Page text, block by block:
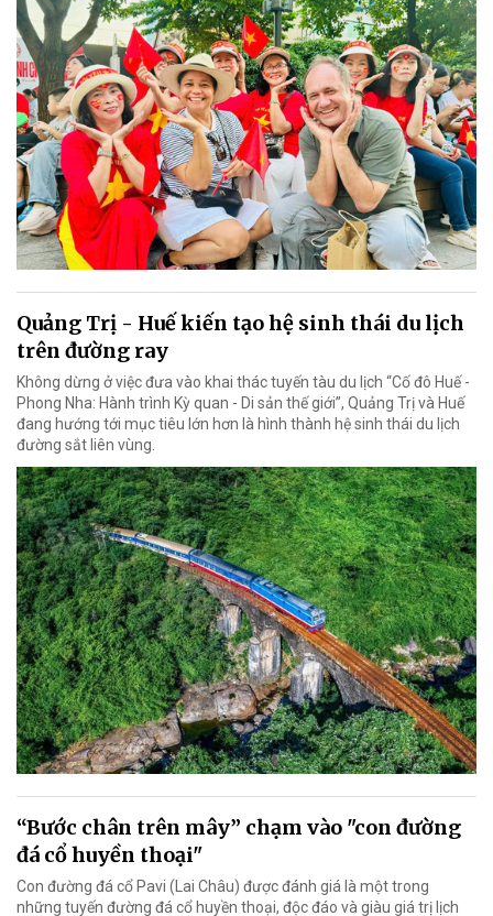
Quảng Trị - Huế kiến tạo hệ sinh thái du lịch
trên đường ray
Không dừng ở việc đưa vào khai thác tuyến tàu du lịch “Cố đô Huế -
Phong Nha: Hành trình Kỳ quan - Di sản thế giới”, Quảng Trị và Huế
đang hướng tới mục tiêu lớn hơn là hình thành hệ sinh thái du lịch
đường sắt liên vùng.
“Bước chân trên mây” chạm vào "con đường
đá cổ huyền thoại"
Con đường đá cổ Pavi (Lai Châu) được đánh giá là một trong
những tuyến đường đá cổ huyền thoại, độc đáo và giàu giá trị lịch